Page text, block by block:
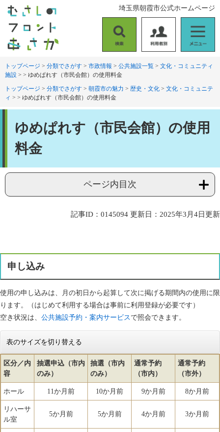
す
し
本
文
索
用
者
ニ
ュ
埼玉県朝霞市公式ホームページ
トップページ > 分類でさがす > 市政情報 > 公共施設一覧 > 文化・コミュニティ
施設 > > ゆめぱれす（市民会館）の使用料金
トップページ > 分類でさがす > 朝霞市の魅力 > 歴史・文化 > 文化・コミュニテ
ィ > > ゆめぱれす（市民会館）の使用料金
ゆめぱれす（市民会館）の使用
料金
ページ内目次
記事ID：0145094 更新日：2025年3月4日更新
申し込み
使用の申し込みは、月の初日から起算して次に掲げる期間内の使用に限
ります。（はじめて利用する場合は事前に利用登録が必要です）
空き状況は、 公共施設予約・案内サービス で照会できます。
表のサイズを切り替える
区分／内
容
抽選申込（市内
のみ）
抽選（市内
のみ）
通常予約
（市内）
通常予約
（市外）
ホール 11か月前 10か月前 9か月前 8か月前
リハーサ
ル室
5か月前 5か月前 4か月前 3か月前